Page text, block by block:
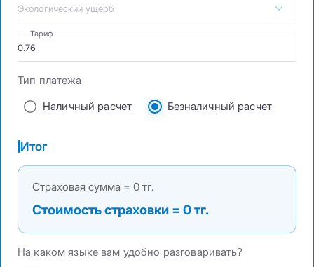
Экологический ущерб
Тариф
Тип платежа
Наличный расчет
Безналичный расчет
Итог
Страховая сумма = 0 тг.
Стоимость страховки = 0 тг.
На каком языке вам удобно разговаривать?